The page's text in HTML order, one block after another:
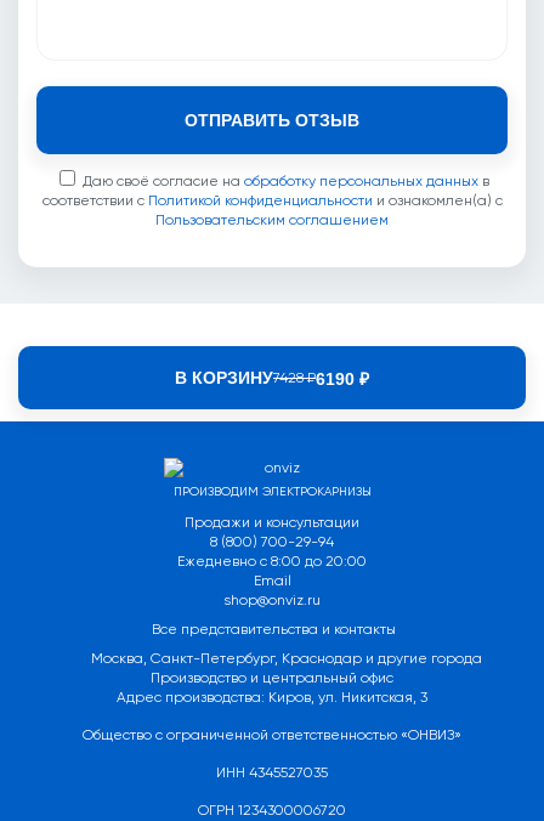
ОТПРАВИТЬ ОТЗЫВ
Даю своё согласие на обработку персональных данных в
соответствии с Политикой конфиденциальности и ознакомлен(а) с
Пользовательским соглашением
В КОРЗИНУ7428 ₽6190 ₽
ПРОИЗВОДИМ ЭЛЕКТРОКАРНИЗЫ
Продажи и консультации
8 (800) 700-29-94
Ежедневно с 8:00 до 20:00
Email
shop@onviz.ru
Все представительства и контакты
Москва, Санкт-Петербург, Краснодар и другие города
Производство и центральный офис
Адрес производства: Киров, ул. Никитская, 3
Общество с ограниченной ответственностью «ОНВИЗ»
ИНН 4345527035
ОГРН 1234300006720